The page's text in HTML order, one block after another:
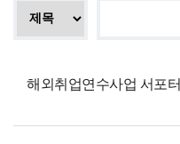
해외취업연수사업 서포